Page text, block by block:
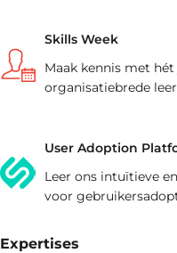
Skills Week
Maak kennis met
organisatiebrede
User Adoption
Leer ons intuïtieve
voor
Expertises